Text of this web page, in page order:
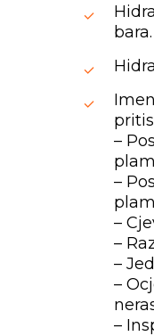
bara.
–
–
–
–
–
–
–